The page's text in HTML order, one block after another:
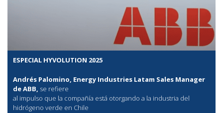
ESPECIAL HYVOLUTION 2025
Andrés Palomino, Energy Industries Latam Sales Manager
de ABB, se refiere
al impulso que la compañía está otorgando a la industria del
hidrógeno verde en Chile